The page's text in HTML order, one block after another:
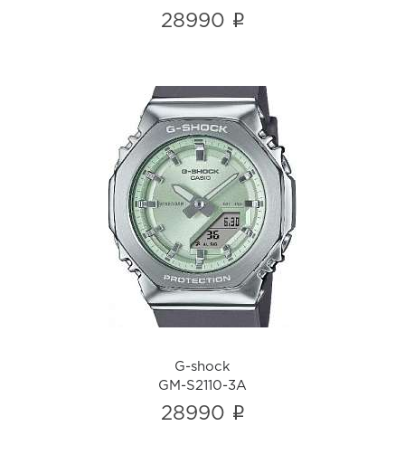
28990 i
G-shock
GM-S2110-3A
i
G-shock
GM-S2110-3A
28990 i